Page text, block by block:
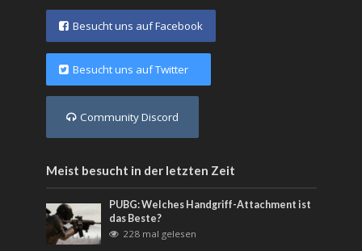
Besucht uns auf Facebook
Besucht uns auf Twitter
Community Discord
Meist besucht in der letzten Zeit
PUBG: Welches Handgriff-Attachment ist
das Beste?
228 mal gelesen